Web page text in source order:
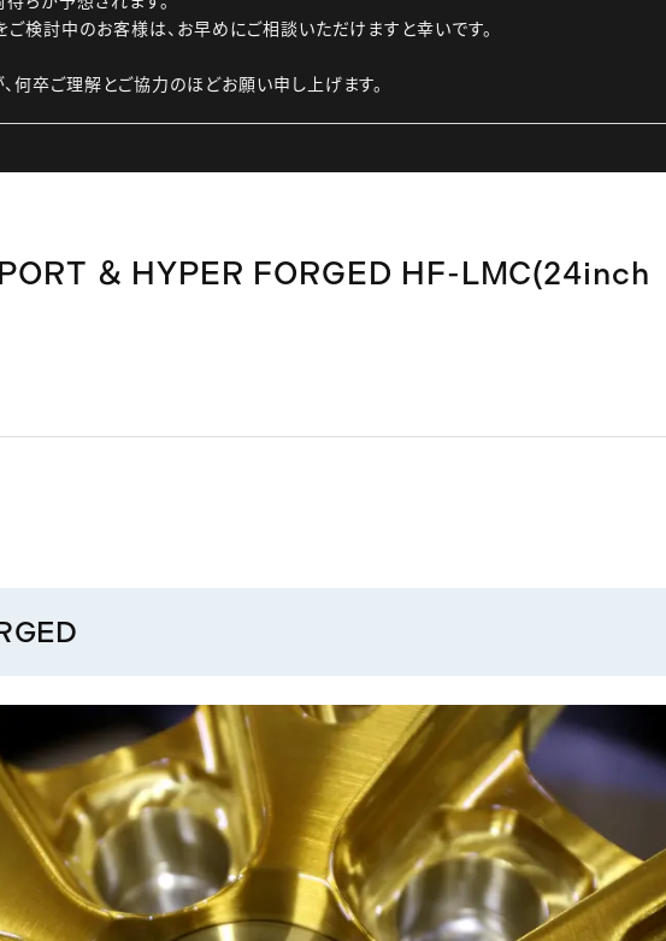
ご検討中のお客様は、お早めにご相談いただけますと幸いです。
何卒ご理解とご協力のほどお願い申し上げます。
＆ HYPER FORGED HF-LMC(24inch